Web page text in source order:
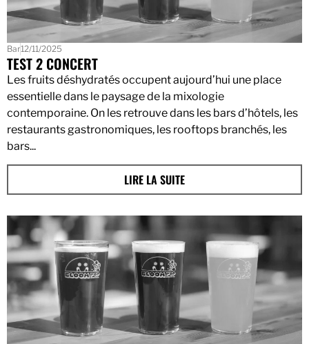
Bar12/11/2025
TEST 2 CONCERT
Les fruits déshydratés occupent aujourd’hui une place
essentielle dans le paysage de la mixologie
contemporaine. On les retrouve dans les bars d’hôtels, les
restaurants gastronomiques, les rooftops branchés, les
bars...
LIRE LA SUITE